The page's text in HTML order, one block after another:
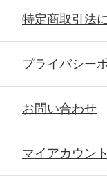
特定商取引法
プライバシー
お問い合わせ
マイアカウント